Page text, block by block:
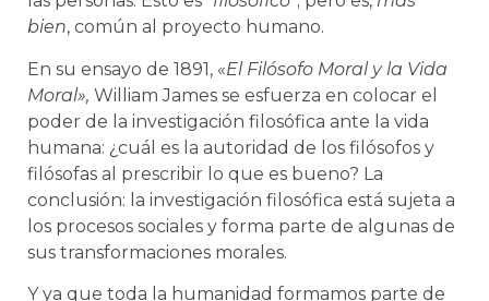
bien, común al proyecto humano.
En su ensayo de 1891, «El Filósofo Moral y la Vida
Moral», William James se esfuerza en colocar el
poder de la investigación filosófica ante la vida
humana: ¿cuál es la autoridad de los filósofos y
filósofas al prescribir lo que es bueno? La
conclusión: la investigación filosófica está sujeta a
los procesos sociales y forma parte de algunas de
sus transformaciones morales.
Y ya que toda la humanidad formamos parte de